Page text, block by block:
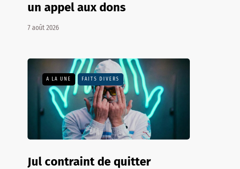
un appel aux dons
7 août 2026
A LA UNE FAITS DIVERS
Jul contraint de quitter